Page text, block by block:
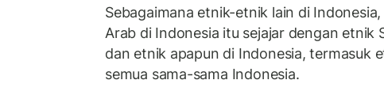
Sebagaimana etnik-etnik lain di
Arab di Indonesia itu sejajar dengan etnik
dan etnik apapun di Indonesia, termasuk
semua sama-sama Indonesia.